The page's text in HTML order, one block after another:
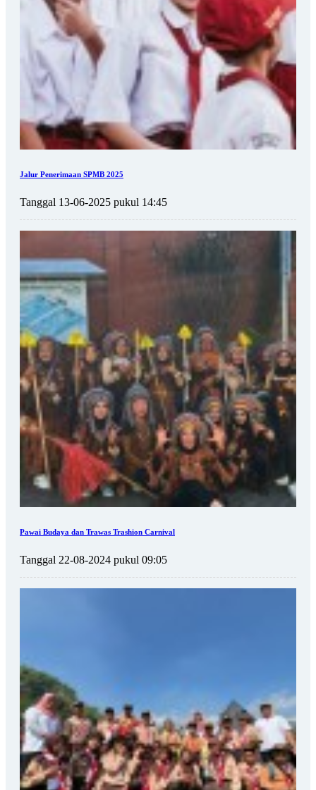
Jalur Penerimaan SPMB 2025
Tanggal 13-06-2025 pukul 14:45
Pawai Budaya dan Trawas Trashion Carnival
Tanggal 22-08-2024 pukul 09:05